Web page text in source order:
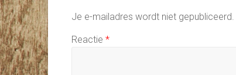
Je e-mailadres wordt niet gepubliceerd.
Reactie *